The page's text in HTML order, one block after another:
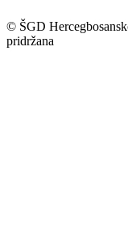
© ŠGD
pridržana